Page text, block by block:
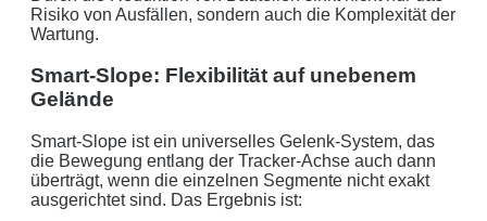
Stunden.Getreu unser Markenpersönlichkeit
behandeln wir Ihr Anliegen von der ersten Minute an
mit den altbewährtennorddeutschenkaufmännischen
Tugenden.
Aus der Region, für die Region. Daher arbeiten wir
nur mit regionalen Partnern und exklusiv für unsere
Kunden in Schleswig-Holstein.
Risiko von Ausfällen, sondern auch die Komplexität der
Wartung.
Smart-Slope: Flexibilität auf unebenem
Gelände
Smart-Slope ist ein universelles Gelenk-System, das
die Bewegung entlang der Tracker-Achse auch dann
überträgt, wenn die einzelnen Segmente nicht exakt
ausgerichtet sind. Das Ergebnis ist: